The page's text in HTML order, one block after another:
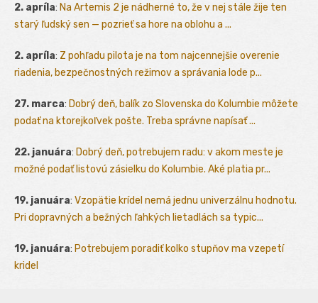
2. apríla: Na Artemis 2 je nádherné to, že v nej stále žije ten
starý ľudský sen — pozrieť sa hore na oblohu a ...
2. apríla: Z pohľadu pilota je na tom najcennejšie overenie
riadenia, bezpečnostných režimov a správania lode p...
27. marca: Dobrý deň, balík zo Slovenska do Kolumbie môžete
podať na ktorejkoľvek pošte. Treba správne napísať ...
22. januára: Dobrý deň, potrebujem radu: v akom meste je
možné podať listovú zásielku do Kolumbie. Aké platia pr...
19. januára: Vzopätie krídel nemá jednu univerzálnu hodnotu.
Pri dopravných a bežných ľahkých lietadlách sa typic...
19. januára: Potrebujem poradiť kolko stupňov ma vzepetí
kridel